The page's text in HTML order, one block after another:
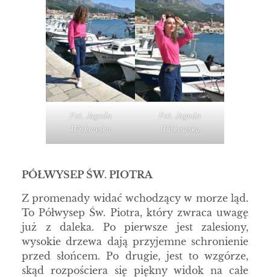
Fot. Jagoda
Witkowska
Fot. Jagoda
Witkowska
PÓŁWYSEP ŚW. PIOTRA
Z promenady widać wchodzący w morze ląd.
To Półwysep Św. Piotra, który zwraca uwagę
już z daleka. Po pierwsze jest zalesiony,
wysokie drzewa dają przyjemne schronienie
przed słońcem. Po drugie, jest to wzgórze,
skąd rozpościera się piękny widok na całe